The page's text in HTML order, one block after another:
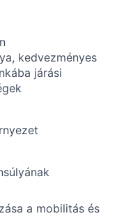
kedvezményes
járási
a mobilitás és